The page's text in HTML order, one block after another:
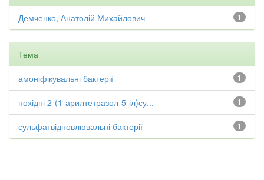
1
Демченко, Анатолій Михайлович
Тема
1
амоніфікувальні бактерії
1
похідні 2-(1-арилтетразол-5-іл)су...
1
сульфатвідновлювальні бактерії